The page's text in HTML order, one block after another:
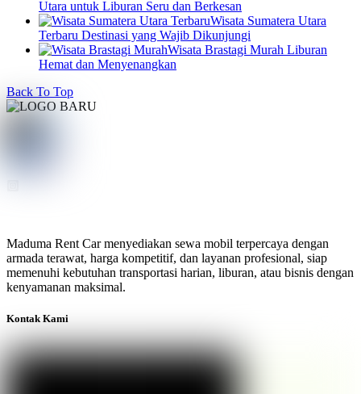
Utara untuk Liburan Seru dan Berkesan
Wisata Sumatera Utara
Terbaru Destinasi yang Wajib Dikunjungi
Wisata Brastagi Murah Liburan
Hemat dan Menyenangkan
Back To Top
Maduma Rent Car menyediakan sewa mobil terpercaya dengan
armada terawat, harga kompetitif, dan layanan profesional, siap
memenuhi kebutuhan transportasi harian, liburan, atau bisnis dengan
kenyamanan maksimal.
Kontak Kami